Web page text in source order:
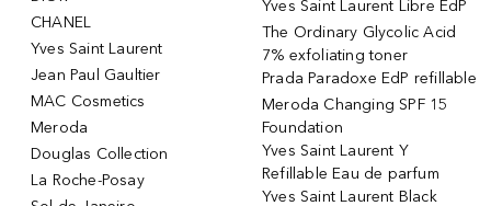
CHANEL
Yves Saint Laurent
Jean Paul Gaultier
MAC Cosmetics
Meroda
Douglas Collection
La Roche-Posay
Yves Saint Laurent Libre EdP
The Ordinary Glycolic Acid
7% exfoliating toner
Prada Paradoxe EdP refillable
Meroda Changing SPF 15
Foundation
Yves Saint Laurent Y
Refillable Eau de parfum
Yves Saint Laurent Black